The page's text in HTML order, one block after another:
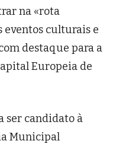
na «rota
eventos culturais e
destaque para a
Europeia de
ser candidato à
Municipal